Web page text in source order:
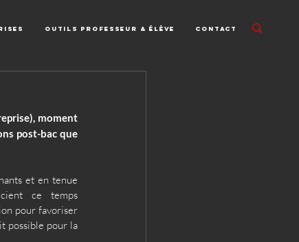
Outils professeur & élève Contact
moment
post-bac que
et en tenue
ce temps
pour favoriser
possible pour la